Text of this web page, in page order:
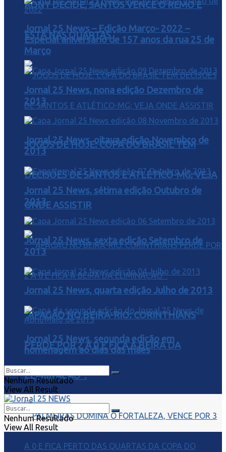
RONY DECIDE, SANTOS VENCE O REMO E
ESTÁ NAS QUARTAS
JOGOS DE HOJE: COPA DO BRASIL TEM
DECISÕES DE SANTOS E ATLÉTICO-MG; VEJA
ONDE ASSISTIR
“APAGÃO NO BEIRA-RIO: CORINTHIANS
PERDE POR 2 A 0 E FICA À BEIRA DA
ELIMINAÇÃO”.
Jornal 25 News – Edição Março- 2022 –
Especial aniversário de 157 anos da rua 25 de
Março
Jornal 25 News, nona edição Dezembro de
2013
Jornal 25 News, oitava edição Novembro de
2013
Jornal 25 News, sétima edição Outubro de
2013
Jornal 25 News, sexta edição Setembro de
2013
Jornal 25 News, quarta edição Julho de 2013
Jornal 25 News, segunda edição em
homenagem ao dias das mães
Nenhum Resultado
View All Result
Nenhum Resultado
View All Result